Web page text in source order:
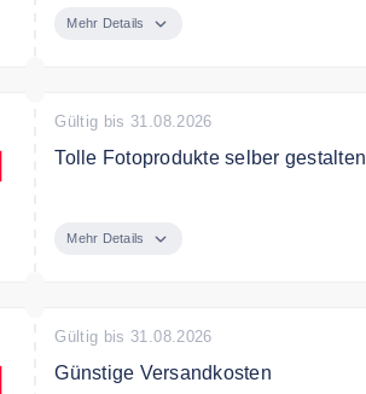
Mehr Details
Gültig bis 31.08.2026
Tolle Fotoprodukte selber gestalten
Mehr Details
Gültig bis 31.08.2026
Günstige Versandkosten